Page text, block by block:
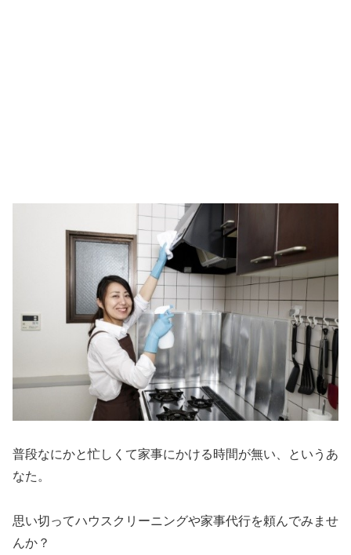
普段なにかと忙しくて家事にかける時間が無い、というあ
なた。
思い切ってハウスクリーニングや家事代行を頼んでみませ
んか？